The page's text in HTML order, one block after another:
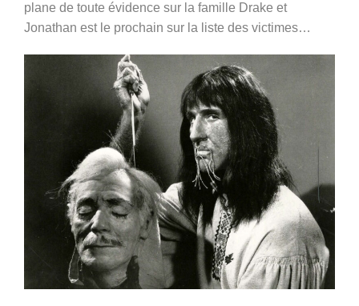
plane de toute évidence sur la famille Drake et
Jonathan est le prochain sur la liste des victimes…